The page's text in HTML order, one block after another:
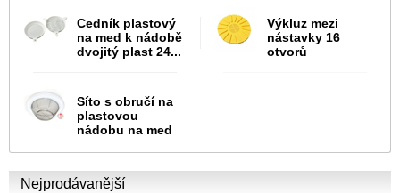
Cedník plastový
na med k nádobě
dvojitý plast 24...
Výkluz mezi
nástavky 16
otvorů
Síto s obručí na
plastovou
nádobu na med
Nejprodávanější